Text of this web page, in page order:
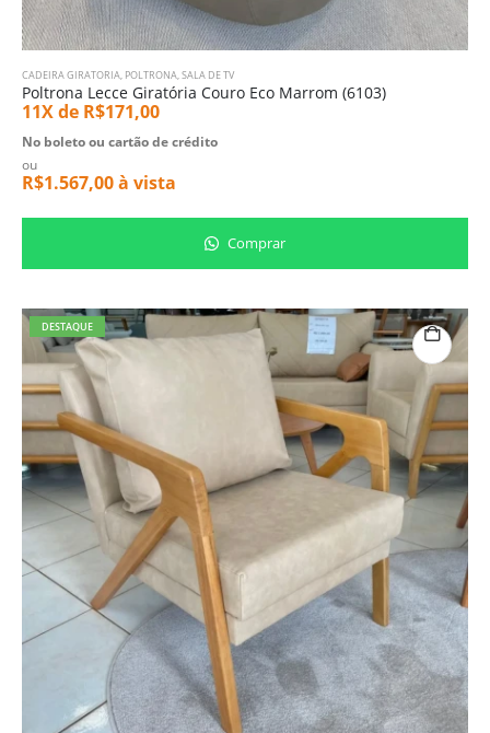
CADEIRA GIRATORIA, POLTRONA,SALA DE TV
Poltrona Lecce Giratória Couro Eco Marrom (6103)
11X de R$171,00
No boleto ou cartão de crédito
ou
R$1.567,00à vista
Comprar
DESTAQUE